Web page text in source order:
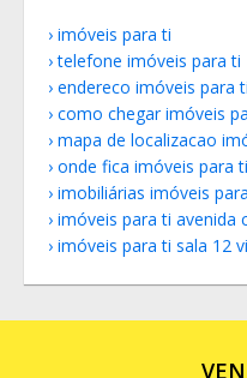
imóveis para ti
telefone imóveis para ti
endereco imóveis para ti
como chegar imóveis
mapa de localizacao
onde fica imóveis para ti
imobiliárias imóveis
imóveis para ti avenida
imóveis para ti sala 12